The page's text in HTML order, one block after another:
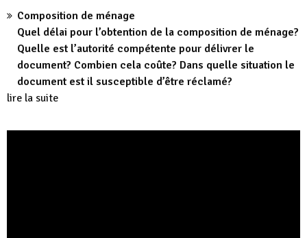
Composition de ménage
Quel délai pour l’obtention de la composition de ménage?
Quelle est l’autorité compétente pour délivrer le
document? Combien cela coûte? Dans quelle situation le
document est il susceptible d’être réclamé?
lire la suite